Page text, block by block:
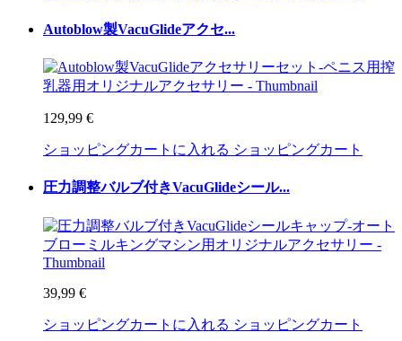
Autoblow製VacuGlideアクセ...
129,99 €
ショッピングカートに入れる ショッピングカート
圧力調整バルブ付きVacuGlideシール...
39,99 €
ショッピングカートに入れる ショッピングカート